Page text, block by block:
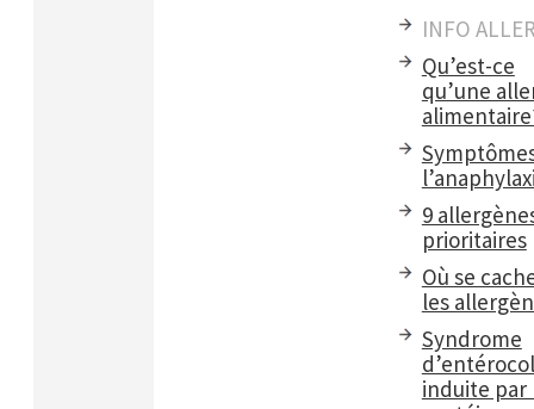
INFO
Qu’est-ce
qu’une
9
prioritaires
Où se
les
Syndrome
induite par